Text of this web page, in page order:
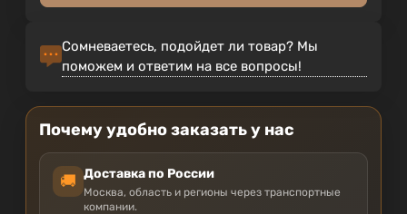
Сомневаетесь, подойдет ли товар? Мы
поможем и ответим на все вопросы!
Почему удобно заказать у нас
🚚 Доставка по России
Москва, область и регионы через транспортные
компании.